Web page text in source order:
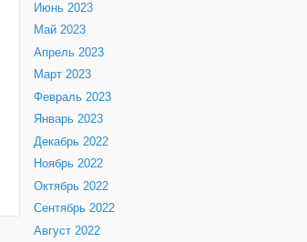
Июнь 2023
Май 2023
Апрель 2023
Март 2023
Февраль 2023
Январь 2023
Декабрь 2022
Ноябрь 2022
Октябрь 2022
Сентябрь 2022
Август 2022